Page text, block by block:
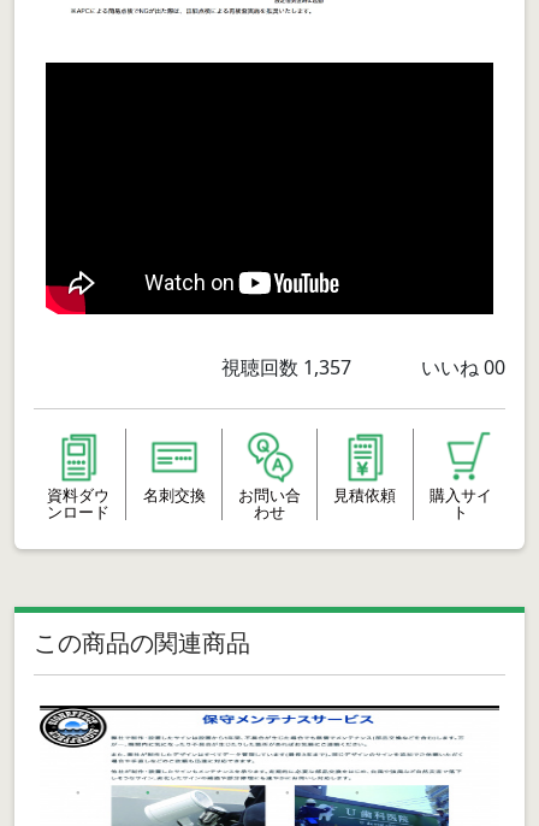
視聴回数 1,357 いいね00
資料ダウ
ンロード
名刺交換 お問い合
わせ
見積依頼 購入サイ
ト
この商品の関連商品